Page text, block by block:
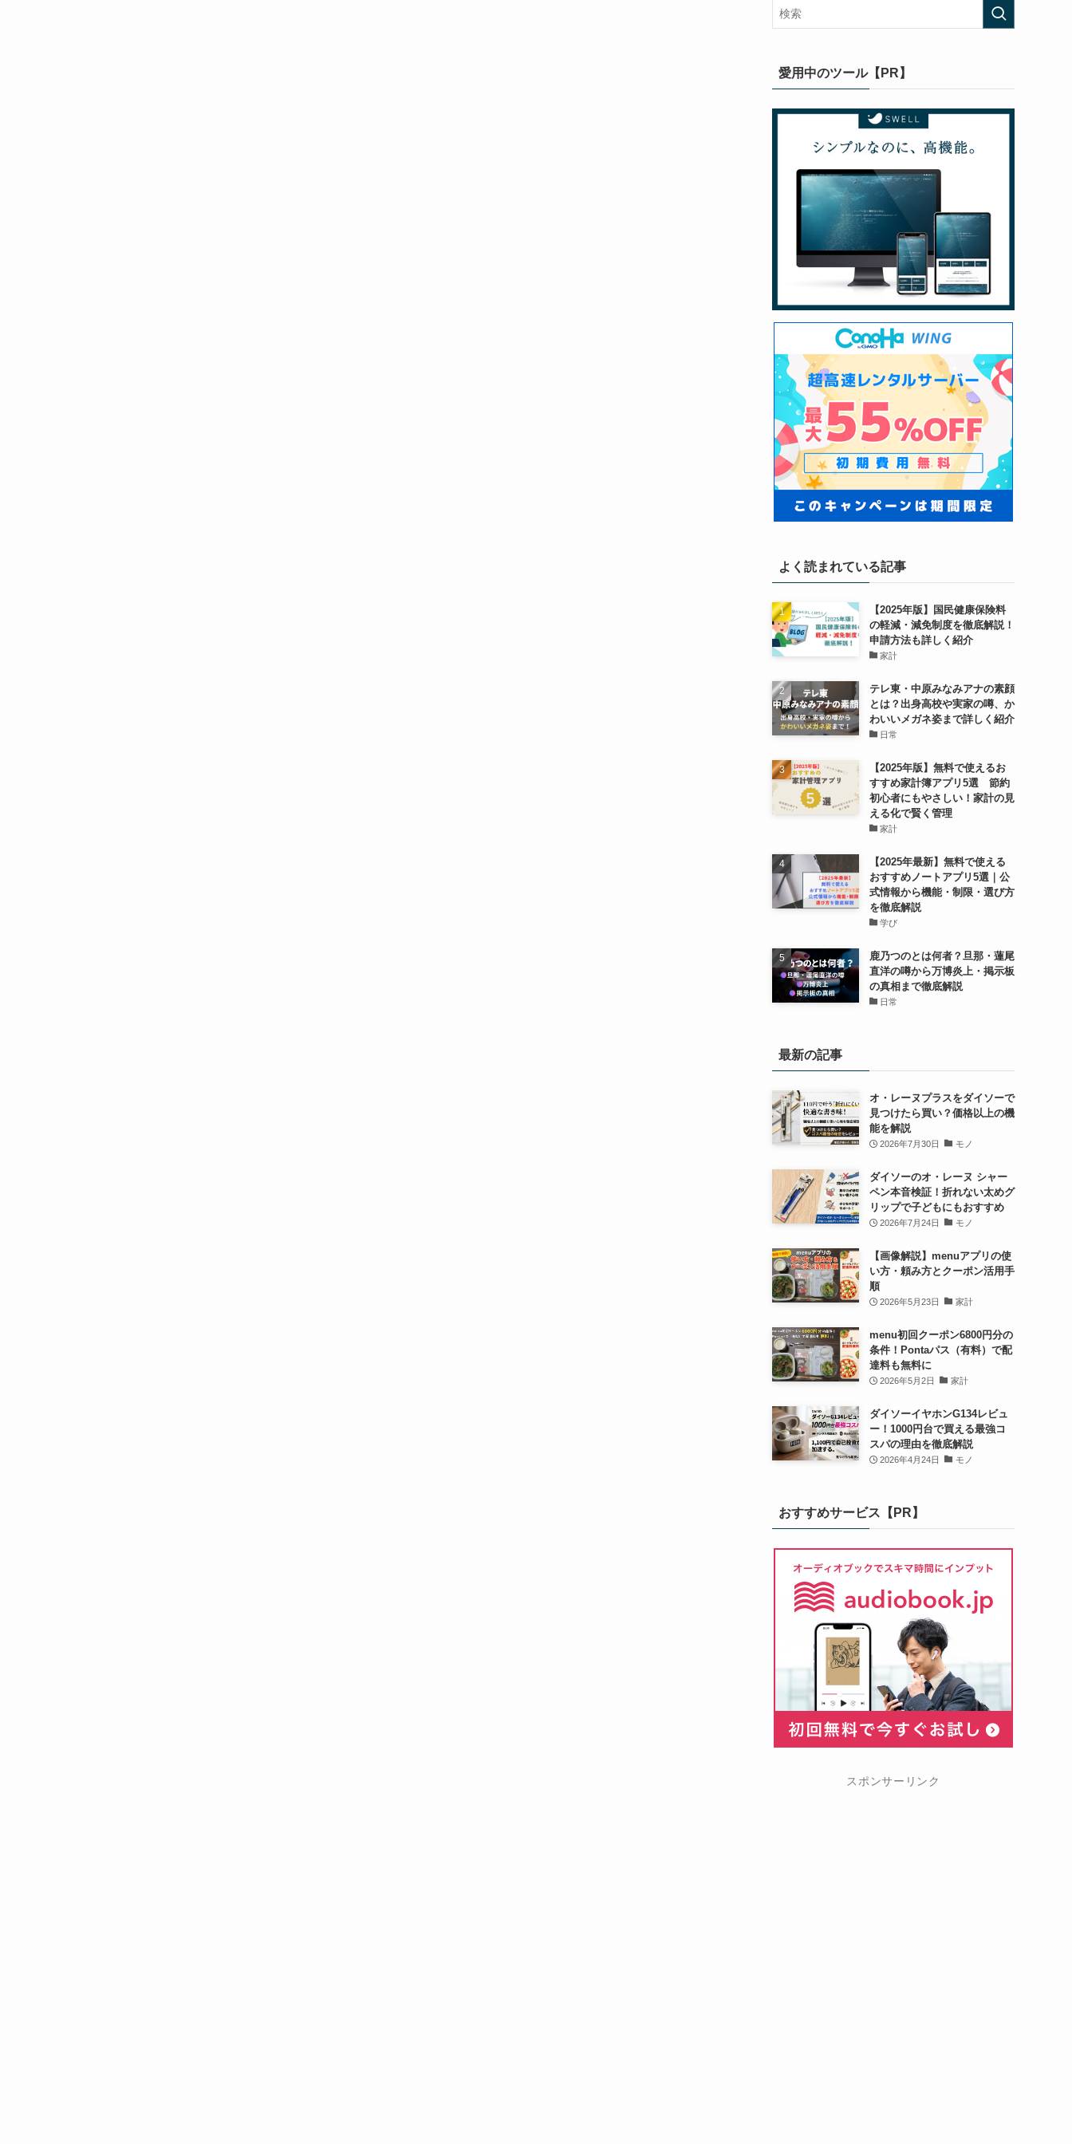
愛用中のツール【PR】
よく読まれている記事
【2025年版】国民健康保険料
の軽減・減免制度を徹底解説！
申請方法も詳しく紹介
家計
テレ東・中原みなみアナの素顔
とは？出身高校や実家の噂、か
わいいメガネ姿まで詳しく紹介
日常
【2025年版】無料で使えるお
すすめ家計簿アプリ5選 節約
初心者にもやさしい！家計の見
える化で賢く管理
家計
【2025年最新】無料で使える
おすすめノートアプリ5選｜公
式情報から機能・制限・選び方
を徹底解説
学び
鹿乃つのとは何者？旦那・蓮尾
直洋の噂から万博炎上・掲示板
の真相まで徹底解説
日常
最新の記事
オ・レーヌプラスをダイソーで
見つけたら買い？価格以上の機
能を解説
2026年7月30日 モノ
ダイソーのオ・レーヌ シャー
ペン本音検証！折れない太めグ
リップで子どもにもおすすめ
2026年7月24日 モノ
【画像解説】menuアプリの使
い方・頼み方とクーポン活用手
順
2026年5月23日 家計
menu初回クーポン6800円分の
条件！Pontaパス（有料）で配
達料も無料に
2026年5月2日 家計
ダイソーイヤホンG134レビュ
ー！1000円台で買える最強コ
スパの理由を徹底解説
2026年4月24日 モノ
おすすめサービス【PR】
スポンサーリンク